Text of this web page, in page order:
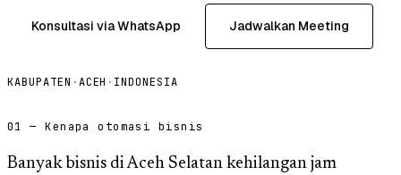
Konsultasi via WhatsApp Jadwalkan Meeting
KABUPATEN ·ACEH · INDONESIA
01 — Kenapa otomasi bisnis
Banyak bisnis di Aceh Selatan kehilangan jam